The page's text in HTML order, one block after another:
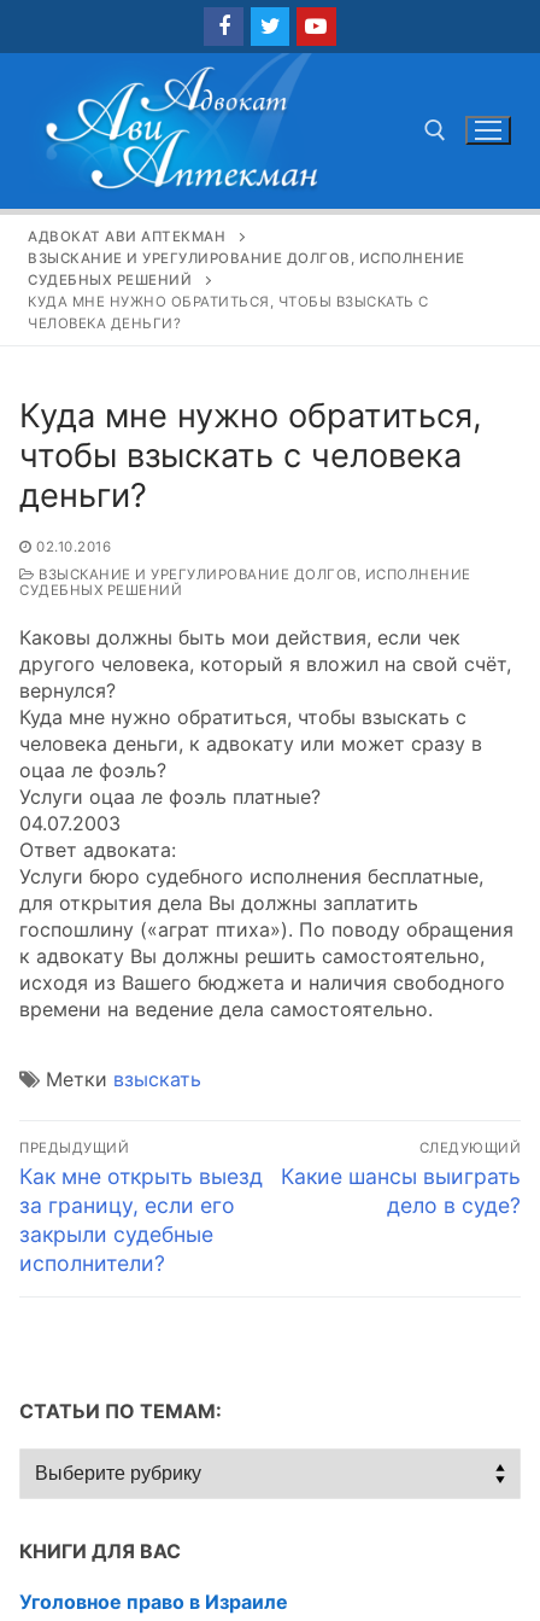
Найти:
АДВОКАТ АВИ АПТЕКМАН
ВЗЫСКАНИЕ И УРЕГУЛИРОВАНИЕ ДОЛГОВ, ИСПОЛНЕНИЕ
СУДЕБНЫХ РЕШЕНИЙ
КУДА МНЕ НУЖНО ОБРАТИТЬСЯ, ЧТОБЫ ВЗЫСКАТЬ С
ЧЕЛОВЕКА ДЕНЬГИ?
Куда мне нужно обратиться,
чтобы взыскать с человека
деньги?
02.10.2016
ВЗЫСКАНИЕ И УРЕГУЛИРОВАНИЕ ДОЛГОВ, ИСПОЛНЕНИЕ
СУДЕБНЫХ РЕШЕНИЙ
Каковы должны быть мои действия, если чек
другого человека, который я вложил на свой счёт,
вернулся?
Куда мне нужно обратиться, чтобы взыскать с
человека деньги, к адвокату или может сразу в
оцаа ле фоэль?
Услуги оцаа ле фоэль платные?
04.07.2003
Ответ адвоката:
Услуги бюро судебного исполнения бесплатные,
для открытия дела Вы должны заплатить
госпошлину («аграт птиха»). По поводу обращения
к адвокату Вы должны решить самостоятельно,
исходя из Вашего бюджета и наличия свободного
времени на ведение дела самостоятельно.
Метки взыскать
Навигация
по
записям
ПРЕДЫДУЩИЙ
Предыдущая
запись:
Как мне открыть выезд
за границу, если его
закрыли судебные
исполнители?
СЛЕДУЮЩИЙ
Следующая
Какие шансы выиграть
дело в суде?
СТАТЬИ ПО ТЕМАМ:
Статьи
по
КНИГИ ДЛЯ ВАС
Уголовное право в Израиле